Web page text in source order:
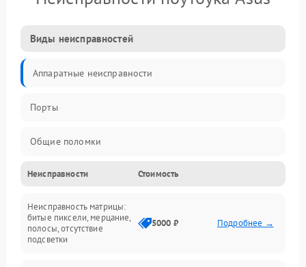
Виды неисправностей
Аппаратные неисправности
Порты
Общие поломки
Устройства
Программные ошибки
Электрические и системные сбои
Неисправности Стоимость
Неисправность матрицы:
битые пиксели, мерцание,
полосы, отсутствие
подсветки
5000 ₽ Подробнее →